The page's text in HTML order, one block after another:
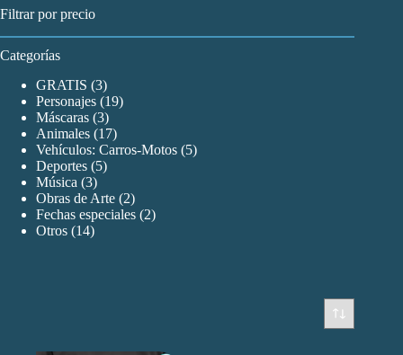
Filtrar por precio
Categorías
GRATIS 33
productos
Personajes 1919
Máscaras 33
productos
Animales 1717
productos
Vehículos: Carros-Motos 55
Deportes 55
Música 33
productos
Obras de Arte 22
productos
Fechas especiales 22
Otros 1414